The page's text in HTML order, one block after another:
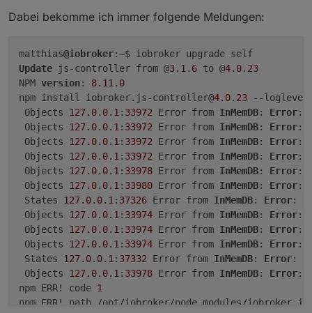
Dabei bekomme ich immer folgende Meldungen:
matthias@iobroker
Update js-controller from @3.1 . 6 to @4.0. 23
NPM version: 8.11 . 0
npm install iobroker.js-controller@4.0. 23 --loglevel
Objects 127.0. 0.1 : 33972 Error from InMemDB: Error:
Objects 127.0. 0.1 : 33972 Error from InMemDB: Error:
Objects 127.0. 0.1 : 33972 Error from InMemDB: Error:
Objects 127.0. 0.1 : 33972 Error from InMemDB: Error:
Objects 127.0. 0.1 : 33978 Error from InMemDB: Error:
Objects 127.0. 0.1 : 33980 Error from InMemDB: Error:
States 127.0. 0.1 : 37326 Error from InMemDB: Error:
Objects 127.0. 0.1 : 33974 Error from InMemDB: Error:
Objects 127.0. 0.1 : 33974 Error from InMemDB: Error:
Objects 127.0. 0.1 : 33974 Error from InMemDB: Error:
States 127.0. 0.1 : 37332 Error from InMemDB: Error:
Objects 127.0. 0.1 : 33978 Error from InMemDB: Error:
npm ERR! code 1
npm ERR! path /opt/iobroker/node_modules/